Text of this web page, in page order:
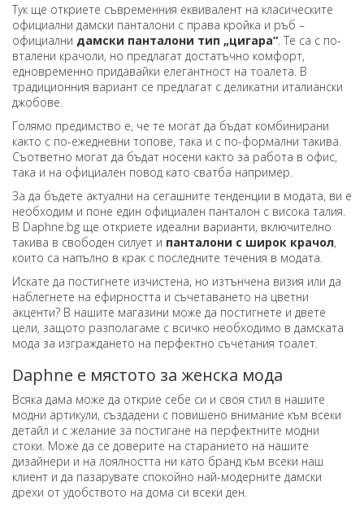
Тук ще откриете съвременния еквивалент на класическите
официални дамски панталони с права кройка и ръб –
официални дамски панталони тип „цигара“. Те са с по-
вталени крачоли, но предлагат достатъчно комфорт,
едновременно придавайки елегантност на тоалета. В
традиционния вариант се предлагат с деликатни италиански
джобове.
Голямо предимство е, че те могат да бъдат комбинирани
както с по-ежедневни топове, така и с по-формални такива.
Съответно могат да бъдат носени както за работа в офис,
така и на официален повод като сватба например.
За да бъдете актуални на сегашните тенденции в модата, ви е
необходим и поне един официален панталон с висока талия.
В Daphne.bg ще откриете идеални варианти, включително
такива в свободен силует и панталони с широк крачол,
които са напълно в крак с последните течения в модата.
Искате да постигнете изчистена, но изтънчена визия или да
наблегнете на ефирността и съчетаването на цветни
акценти? В нашите магазини може да постигнете и двете
цели, защото разполагаме с всичко необходимо в дамската
мода за изграждането на перфектно съчетания тоалет.
Daphne е мястото за женска мода
Всяка дама може да открие себе си и своя стил в нашите
модни артикули, създадени с повишено внимание към всеки
детайл и с желание за постигане на перфектните модни
стоки. Може да се доверите на старанието на нашите
дизайнери и на лоялността ни като бранд към всеки наш
клиент и да пазарувате спокойно най-модерните дамски
дрехи от удобството на дома си всеки ден.